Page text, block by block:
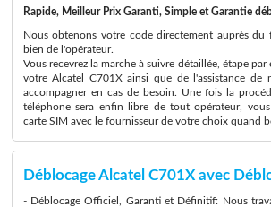
Rapide, Meilleur Prix Garanti, Simple et Garantie
Nous obtenons votre code directement auprès du
bien de l'opérateur.
Vous recevrez la marche à suivre détaillée, étape
votre Alcatel C701X ainsi que de l'assistance de
accompagner en cas de besoin. Une fois la
téléphone sera enfin libre de tout opérateur,
carte SIM avec le fournisseur de votre choix quand
Déblocage Alcatel C701X avec
- Déblocage Officiel, Garanti et Définitif: Nous